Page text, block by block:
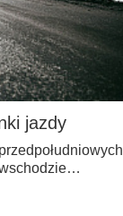
jazdy
wschodzie…